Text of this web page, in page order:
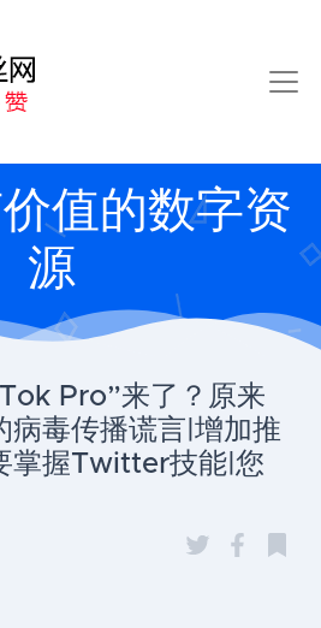
值的数字资
源
Pro”来了？原来
病毒传播谎言|增加推
掌握Twitter技能|您